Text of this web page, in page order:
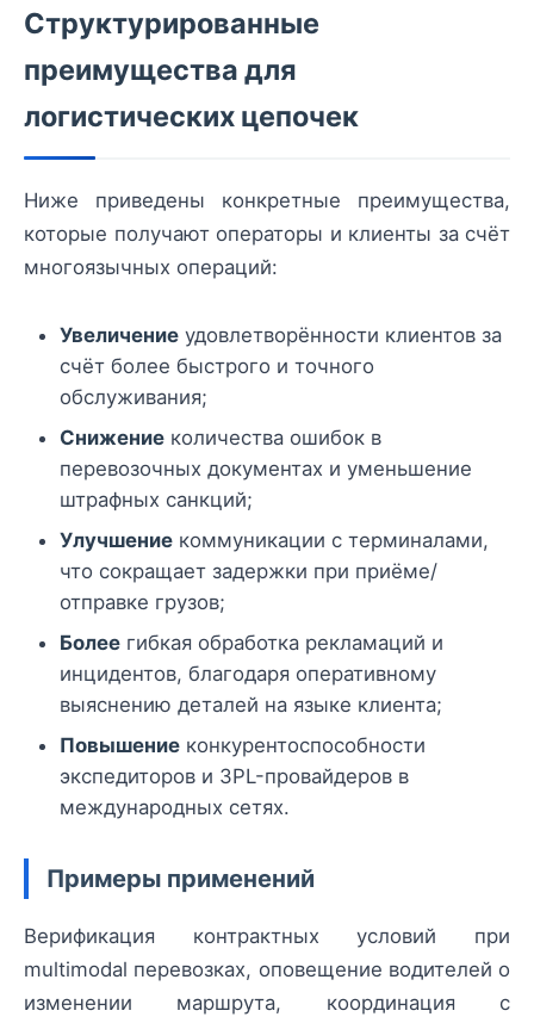
Структурированные
преимущества для
логистических цепочек
Ниже приведены конкретные преимущества,
которые получают операторы и клиенты за счёт
многоязычных операций:
Увеличение удовлетворённости клиентов за
счёт более быстрого и точного
обслуживания;
Снижение количества ошибок в
перевозочных документах и уменьшение
штрафных санкций;
Улучшение коммуникации с терминалами,
что сокращает задержки при приёме/
отправке грузов;
Более гибкая обработка рекламаций и
инцидентов, благодаря оперативному
выяснению деталей на языке клиента;
Повышение конкурентоспособности
экспедиторов и 3PL-провайдеров в
международных сетях.
Примеры применений
Верификация контрактных условий при
multimodal перевозках, оповещение водителей о
изменении маршрута, координация с